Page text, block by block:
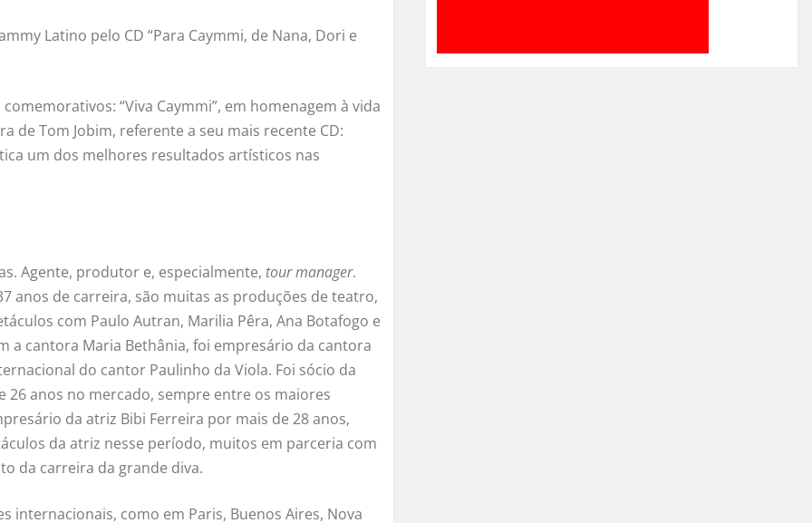
Latino pelo CD “Para Caymmi, de Nana, Dori e
“Viva Caymmi”, em homenagem à vida
de Tom Jobim, referente a seu mais recente CD:
um dos melhores resultados artísticos nas
Agente, produtor e, especialmente, tour manager.
anos de carreira, são muitas as produções de teatro,
com Paulo Autran, Marilia Pêra, Ana Botafogo e
a cantora Maria Bethânia, foi empresário da cantora
do cantor Paulinho da Viola. Foi sócio da
anos no mercado, sempre entre os maiores
da atriz Bibi Ferreira por mais de 28 anos,
da atriz nesse período, muitos em parceria com
da carreira da grande diva.
internacionais, como em Paris, Buenos Aires, Nova